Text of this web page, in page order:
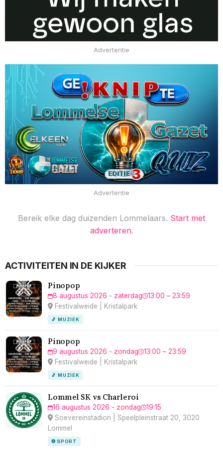
Advertentie
Advertentie
Bereik elke dag duizenden Lommelaars. Start met
adverteren.
ACTIVITEITEN IN DE KIJKER
Pinopop
8 augustus 2026 - zaterdag
13:00 – 23:59
Festivalweide | Kristalpark
🎵 MUZIEK
Pinopop
9 augustus 2026 - zondag
13:00 – 23:59
Festivalweide | Kristalpark
🎵 MUZIEK
Lommel SK vs Charleroi
16 augustus 2026 - zondag
19:15
Soevereinstadion | Speelpleinstraat 20, 3020
Lommel
⚽ SPORT